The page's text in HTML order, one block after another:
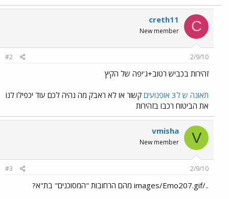
C
creth11
New member
2/9/10
#2
זהירות בכביש רטוב+ג'יפה של הקיץ
תאונה ש ל3 אופנועים
קשור או לא ראבק מה נהיה לכם עוד יכפילו לנו
את הביטוח רכבו בזהירות
V
vmisha
New member
2/9/10
#3
../images/Emo207.gif מהם הרחובות "המסוכנים" בת"א?